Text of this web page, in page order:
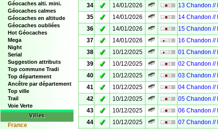
Géocaches alti. mini.
Géocaches calmes
Géocaches en altitude
Géocaches oubliées
Hot Géocaches
Mega
Night
Serial
Suggestion attributs
Top commune Tradi
Top département
Ancêtre par département
Top ville
Trail
Voie Verte
Villes
France
34
✓ 14/01/2026
13 Chandon //
35
✓ 14/01/2026
14 Chandon //
36
✓ 14/01/2026
15 Chandon //
37
✓ 14/01/2026
16 Chandon //
38
✓ 10/12/2025
01 Chandon //
39
✓ 10/12/2025
02 Chandon //
40
✓ 10/12/2025
03 Chandon //
41
✓ 10/12/2025
04 Chandon //
42
✓ 10/12/2025
05 Chandon //
43
✓ 10/12/2025
06 Chandon //
44
✓ 10/12/2025
07 Chandon //